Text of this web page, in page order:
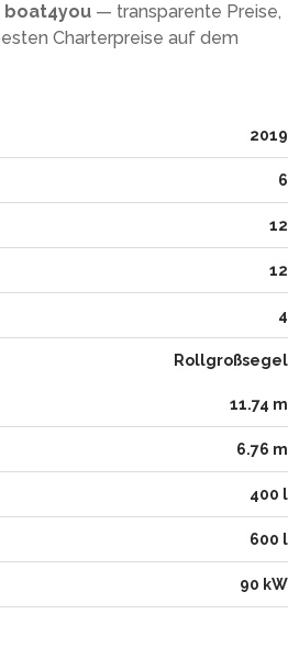
boat4you — transparente Preise,
Charterpreise auf dem
2019
6
12
12
4
Rollgroßsegel
11.74 m
6.76 m
400 l
600 l
90 kW